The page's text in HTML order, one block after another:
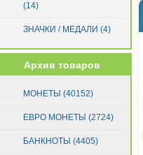
Словакия
Франция(184)
Хорватия(6)
(14)
ЗНАЧКИ / МЕДАЛИ (4)
Архив товаров
МОНЕТЫ (40152)
ЕВРО МОНЕТЫ (2724)
БАНКНОТЫ (4405)